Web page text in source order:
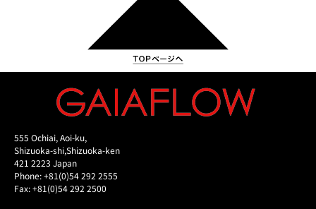
555 Ochiai, Aoi-ku,
Shizuoka-shi,Shizuoka-ken
421 2223 Japan
Phone: +81(0)54 292 2555
Fax: +81(0)54 292 2500